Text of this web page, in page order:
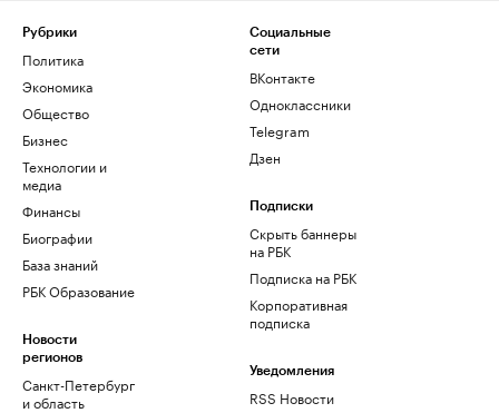
Рубрики
Политика
Экономика
Общество
Бизнес
Технологии и
медиа
Финансы
Биографии
База знаний
РБК Образование
Новости
регионов
Санкт-Петербург
и область
Социальные
сети
ВКонтакте
Одноклассники
Telegram
Дзен
Подписки
Скрыть баннеры
на РБК
Подписка на РБК
Корпоративная
подписка
Уведомления
RSS Новости